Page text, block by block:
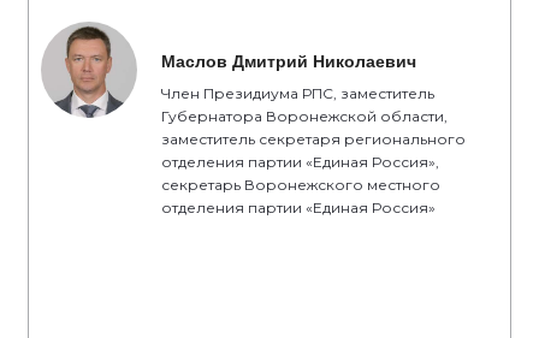
Маслов Дмитрий Николаевич
Член Президиума РПС, заместитель
Губернатора Воронежской области,
заместитель секретаря регионального
отделения партии «Единая Россия»,
секретарь Воронежского местного
отделения партии «Единая Россия»